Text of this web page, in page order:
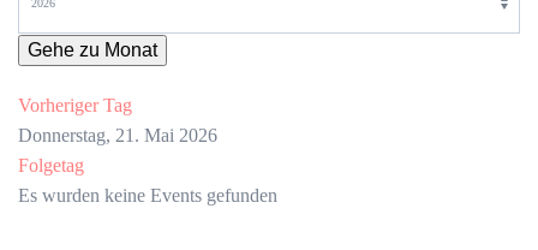
Gehe zu Monat
Vorheriger Tag
Donnerstag, 21. Mai 2026
Folgetag
Es wurden keine Events gefunden